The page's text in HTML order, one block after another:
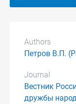
Authors
Петров В.П.
Journal
Вестник
дружбы